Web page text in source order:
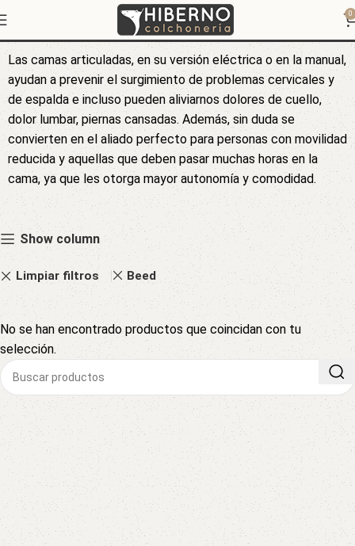
0
Camas articuladas
Las camas articuladas, en su versión eléctrica o en la manual,
ayudan a prevenir el surgimiento de problemas cervicales y
de espalda e incluso pueden aliviarnos dolores de cuello,
dolor lumbar, piernas cansadas. Además, sin duda se
convierten en el aliado perfecto para personas con movilidad
reducida y aquellas que deben pasar muchas horas en la
cama, ya que les otorga mayor autonomía y comodidad.
Show column
Limpiar filtros Beed
No se han encontrado productos que coincidan con tu
selección.